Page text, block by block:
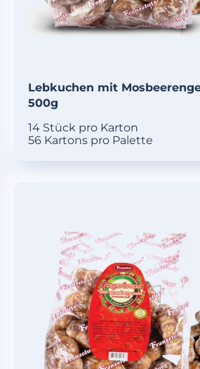
Lebkuchen mit
500g
14 Stück pro Karton
56 Kartons pro Palette